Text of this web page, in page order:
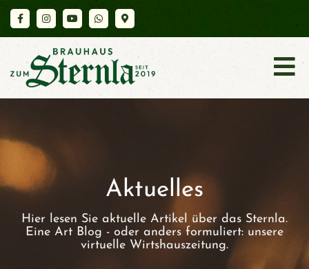
K
A
R
T
E
A
Aktuelles
Hier lesen Sie aktuelle Artikel über das Sternla.
Eine Art Blog - oder anders formuliert: unsere
virtuelle Wirtshauszeitung.